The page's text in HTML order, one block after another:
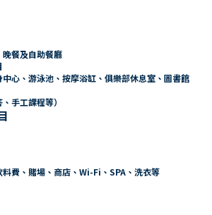
餐及自助餐廳
心、游泳池、按摩浴缸、俱樂部休息室、圖書館
手工課程等）
費、賭場、商店、Wi-Fi、SPA、洗衣等